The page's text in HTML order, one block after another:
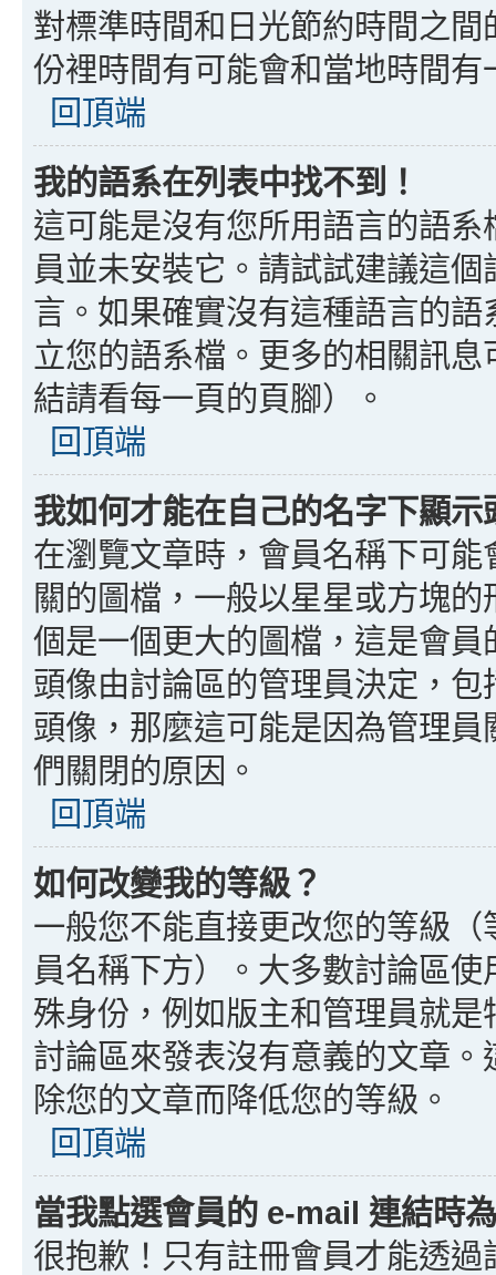
對標準時間和日光節約時間之
份裡時間有可能會和當地時間
回頂端
我的語系在列表中找不到！
這可能是沒有您所用語言的語
員並未安裝它。請試試建議這
言。如果確實沒有這種語言的
立您的語系檔。更多的相關訊
結請看每一頁的頁腳）。
回頂端
我如何才能在自己的名字下顯
在瀏覽文章時，會員名稱下可
關的圖檔，一般以星星或方塊
個是一個更大的圖檔，這是會
頭像由討論區的管理員決定，
頭像，那麼這可能是因為管理
們關閉的原因。
回頂端
如何改變我的等級？
一般您不能直接更改您的等級
員名稱下方）。大多數討論區
殊身份，例如版主和管理員就
討論區來發表沒有意義的文章
除您的文章而降低您的等級。
回頂端
當我點選會員的 e-mail 連結時
很抱歉！只有註冊會員才能透